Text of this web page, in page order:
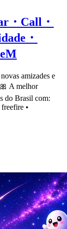
・Call・
・
amizades e
A melhor
do Brasil com:
•